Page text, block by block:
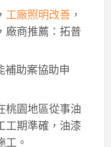
工廠照明改善，
廠商推薦：拓普
補助案協助申
桃園地區從事油
工期準確，油漆
工。